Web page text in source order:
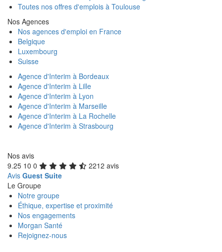
Toutes nos offres d'emplois à Toulouse
Nos Agences
Nos agences d'emploi en France
Belgique
Luxembourg
Suisse
Agence d'Interim à Bordeaux
Agence d'Interim à Lille
Agence d'Interim à Lyon
Agence d'Interim à Marseille
Agence d'Interim à La Rochelle
Agence d'Interim à Strasbourg
Nos avis
9.25 10 0
2212 avis
Avis Guest Suite
Le Groupe
Notre groupe
Éthique, expertise et proximité
Nos engagements
Morgan Santé
Rejoignez-nous